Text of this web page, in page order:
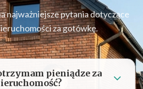
najważniejsze pytania dotyczące
za gotówkę.
pieniądze za